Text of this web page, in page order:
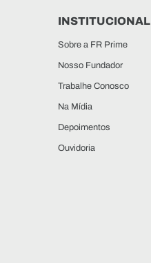
INSTITUCIONAL
Sobre a FR Prime
Nosso Fundador
Trabalhe Conosco
Na Mídia
Depoimentos
Ouvidoria